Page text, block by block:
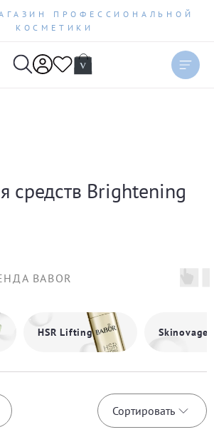
ПРОФЕССИОНАЛЬНОЙ
КОСМЕТИКИ
средств Brightening
BABOR
HSR Lifting Skinovage
Сортировать